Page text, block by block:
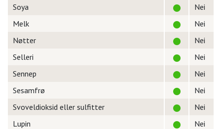
Soya
Nei
Melk
Nei
Nøtter
Nei
Selleri
Nei
Sennep
Nei
Sesamfrø
Nei
Svoveldioksid eller sulfitter
Nei
Lupin
Nei